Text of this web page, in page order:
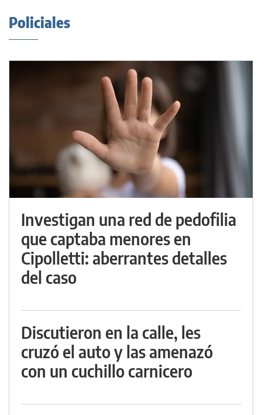
Policiales
Investigan una red de pedofilia
que captaba menores en
Cipolletti: aberrantes detalles
del caso
Discutieron en la calle, les
cruzó el auto y las amenazó
con un cuchillo carnicero